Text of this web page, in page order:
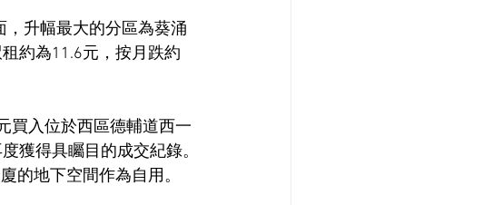
，升幅最大的分區為葵涌
約為11.6元，按月跌約
買入位於西區德輔道西一
獲得具矚目的成交紀錄。
的地下空間作為自用。